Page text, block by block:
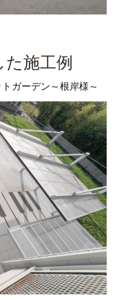
施工例
ガーデン～根岸様～